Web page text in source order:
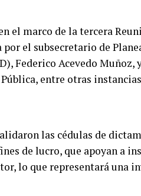
el marco de la tercera
por el subsecretario de
Federico Acevedo
entre otras
las cédulas de
de lucro, que apoyan a
lo que representará una